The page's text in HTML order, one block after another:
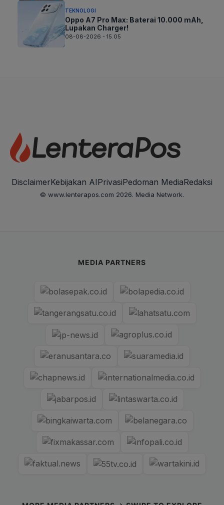
TEKNOLOGI
Oppo A7 Pro Max: Baterai 10.000 mAh,
Lupakan Charger!
08-08-2026 - 15.05
DisclaimerKebijakan AIPrivasiPedoman MediaRedaksi
© www.lenterapos.com 2026. Media Network.
MEDIA PARTNERS